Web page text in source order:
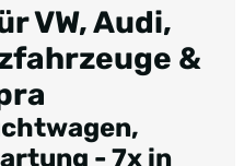
VW, Audi,
&
-7x in